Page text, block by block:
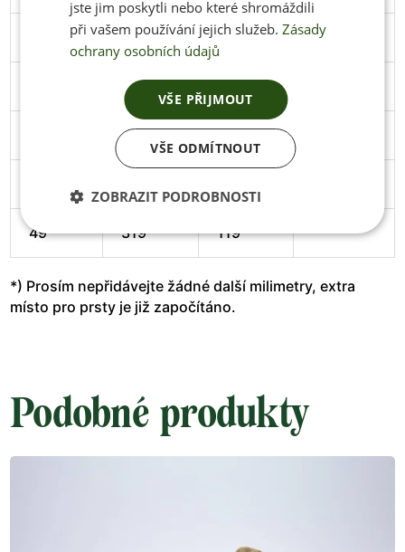
291 106 Stáhnout
297
305 111
49 319 119
*) Prosím nepřidávejte žádné další milimetry, extra
místo pro prsty je již započítáno.
Podobné produkty
jste jim poskytli nebo které shromáždili
při vašem používání jejich služeb. Zásady
ochrany osobních údajů
VŠE PŘIJMOUT
VŠE ODMÍTNOUT
ZOBRAZIT PODROBNOSTI